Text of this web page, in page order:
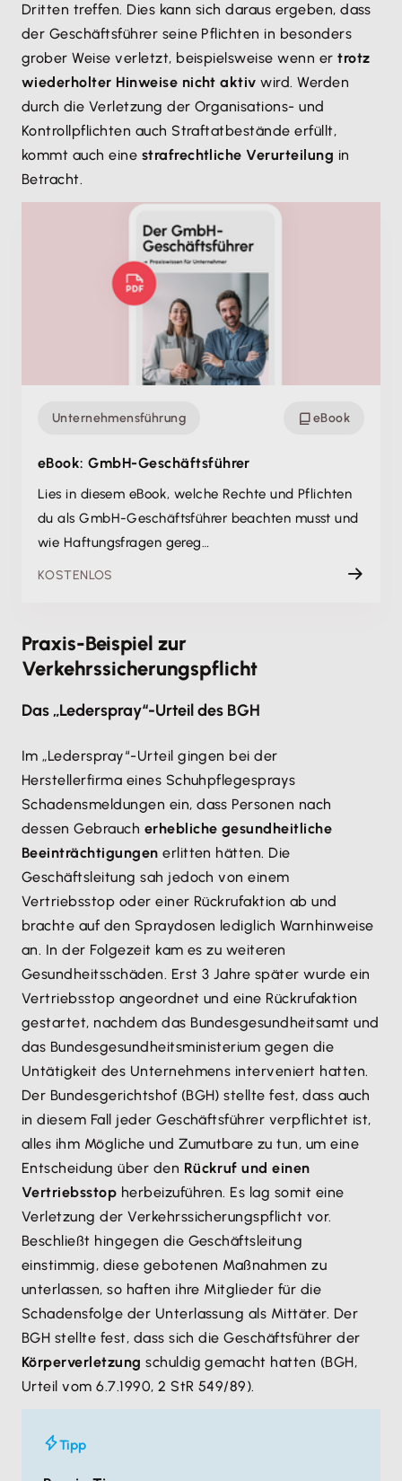
Dritten treffen. Dies kann sich daraus ergeben, dass
der Geschäftsführer seine Pflichten in besonders
grober Weise verletzt, beispielsweise wenn ertrotz
wiederholter Hinweise nicht aktiv wird. Werden
durch die Verletzung der Organisations- und
Kontrollpflichten auch Straftatbestände erfüllt,
kommt auch eine strafrechtliche Verurteilung in
Betracht.
Unternehmensführung eBook
eBook: GmbH-Geschäftsführer
Lies in diesem eBook, welche Rechte und Pflichten
du als GmbH-Geschäftsführer beachten musst und
wie Haftungsfragen gereg…
KOSTENLOS
Praxis-Beispiel zur
Verkehrssicherungspflicht
Das „Lederspray“-Urteil des BGH
Im „Lederspray“-Urteil gingen bei der
Herstellerfirma eines Schuhpflegesprays
Schadensmeldungen ein, dass Personen nach
dessen Gebrauch erhebliche gesundheitliche
Beeinträchtigungen erlitten hätten. Die
Geschäftsleitung sah jedoch von einem
Vertriebsstop oder einer Rückrufaktion ab und
brachte auf den Spraydosen lediglich Warnhinweise
an. In der Folgezeit kam es zu weiteren
Gesundheitsschäden. Erst 3 Jahre später wurde ein
Vertriebsstop angeordnet und eine Rückrufaktion
gestartet, nachdem das Bundesgesundheitsamt und
das Bundesgesundheitsministerium gegen die
Untätigkeit des Unternehmens interveniert hatten.
Der Bundesgerichtshof (BGH) stellte fest, dass auch
in diesem Fall jeder Geschäftsführer verpflichtet ist,
alles ihm Mögliche und Zumutbare zu tun, um eine
Entscheidung über den Rückruf und einen
Vertriebsstop herbeizuführen. Es lag somit eine
Verletzung der Verkehrssicherungspflicht vor.
Beschließt hingegen die Geschäftsleitung
einstimmig, diese gebotenen Maßnahmen zu
unterlassen, so haften ihre Mitglieder für die
Schadensfolge der Unterlassung als Mittäter. Der
BGH stellte fest, dass sich die Geschäftsführer der
Körperverletzung schuldig gemacht hatten (BGH,
Urteil vom 6.7.1990, 2 StR 549/89).
Tipp